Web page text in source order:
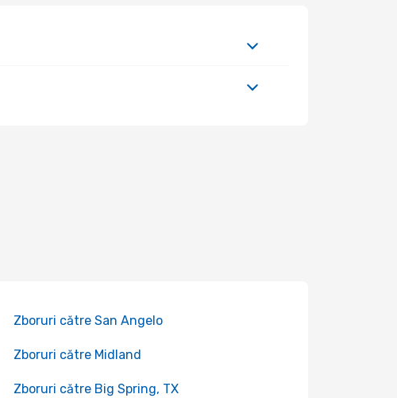
Zboruri către San Angelo
Zboruri către Midland
Zboruri către Big Spring, TX